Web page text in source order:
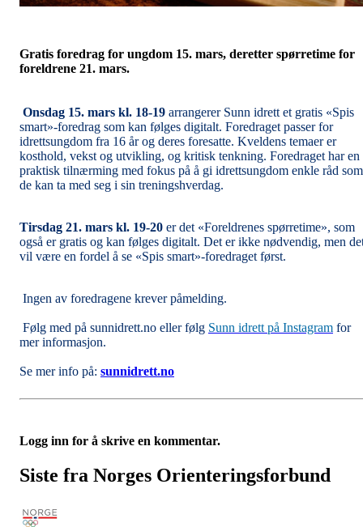
Gratis foredrag for ungdom 15. mars, deretter spørretime for
foreldrene 21. mars.
Onsdag 15. mars kl. 18-19 arrangerer Sunn idrett et gratis «Spis
smart»-foredrag som kan følges digitalt. Foredraget passer for
idrettsungdom fra 16 år og deres foresatte. Kveldens temaer er
kosthold, vekst og utvikling, og kritisk tenkning. Foredraget har en
praktisk tilnærming med fokus på å gi idrettsungdom enkle råd som
de kan ta med seg i sin treningshverdag.
Tirsdag 21. mars kl. 19-20 er det «Foreldrenes spørretime», som
også er gratis og kan følges digitalt. Det er ikke nødvendig, men
vil være en fordel å se «Spis smart»-foredraget først.
Ingen av foredragene krever påmelding.
Følg med på sunnidrett.no eller følg Sunn idrett på Instagram for
mer informasjon.
Se mer info på: sunnidrett.no
Logg inn for å skrive en kommentar.
Siste fra Norges Orienteringsforbund